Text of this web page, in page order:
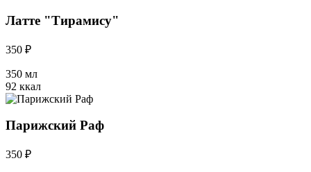
Латте "Тирамису"
350 ₽
350 мл
92 ккал
Парижский Раф
350 ₽